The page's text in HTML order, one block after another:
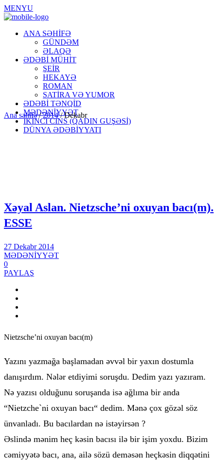
MENYU
ANA SƏHİFƏ
GÜNDƏM
ƏLAQƏ
ƏDƏBİ MÜHİT
ŞEİR
HEKAYƏ
ROMAN
SATİRA VƏ YUMOR
ƏDƏBİ TƏNQİD
MƏDƏNİYYƏT
İKİNCİ CİNS (QADIN GUŞƏSİ)
DÜNYA ƏDƏBİYYATI
Ana səhifə/2014/Dekabr
Xəyal Aslan. Nietzsche’ni oxuyan bacı(m).
ESSE
27 Dekabr 2014
MƏDƏNİYYƏT
0
PAYLAŞ
Nietzsche’ni oxuyan bacı(m)
Yazını yazmağa başlamadan əvvəl bir yaxın dostumla
danışırdım. Nələr etdiyimi soruşdu. Dedim yazı yazıram.
Nə yazısı olduğunu soruşanda isə ağlıma bir anda
“Nietzche`ni oxuyan bacı“ dedim. Mənə çox gözəl söz
ünvanladı. Bu bacılardan nə istəyirsən ?
Əslində mənim heç kəsin bacısı ilə bir işim yoxdu. Bizim
cəmiyyətə bacı, ana, ailə sözü deməsən heçkəsin diqqətini